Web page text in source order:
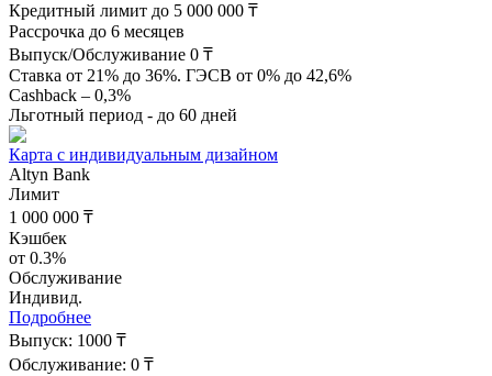
Кредитный лимит до 5 000 000 ₸
Рассрочка до 6 месяцев
Выпуск/Обслуживание 0 ₸
Ставка от 21% до 36%. ГЭСВ от 0% до 42,6%
Cashback – 0,3%
Льготный период - до 60 дней
Карта с индивидуальным дизайном
Altyn Bank
Лимит
1 000 000 ₸
Кэшбек
от 0.3%
Обслуживание
Индивид.
Подробнее
Выпуск: 1000 ₸
Обслуживание: 0 ₸